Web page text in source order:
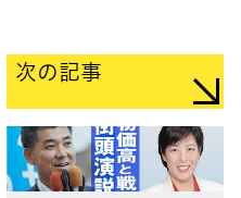
次の記事